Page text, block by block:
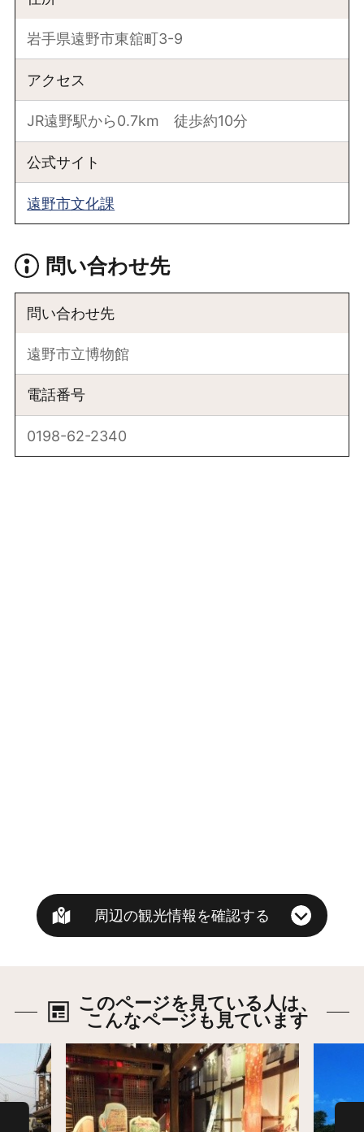
岩手県遠野市東舘町3-9
アクセス
JR遠野駅から0.7km 徒歩約10分
公式サイト
遠野市文化課
問い合わせ先
問い合わせ先
遠野市立博物館
電話番号
0198-62-2340
周辺の観光情報を確認する
このページを見ている人は、
こんなページも見ています
詳細はこちら